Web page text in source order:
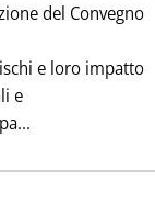
del Convegno
e loro impatto
e
Leggi tutta la